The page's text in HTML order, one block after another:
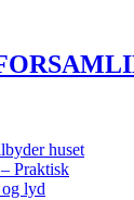
huset
Praktisk
lyd